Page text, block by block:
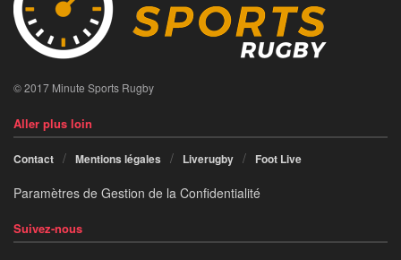
© 2017 Minute Sports Rugby
Aller plus loin
Contact Mentions légales Liverugby Foot Live
Paramètres de Gestion de la Confidentialité
Suivez-nous